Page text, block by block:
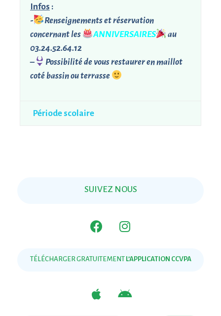
Infos :
-
Renseignements et réservation
concernant les
ANNIVERSAIRES
au
03.24.52.64.12
–
Possibilité de vous restaurer en maillot
coté bassin ou terrasse
Période scolaire
SUIVEZ NOUS
TÉLÉCHARGER GRATUITEMENT L’APPLICATION CCVPA